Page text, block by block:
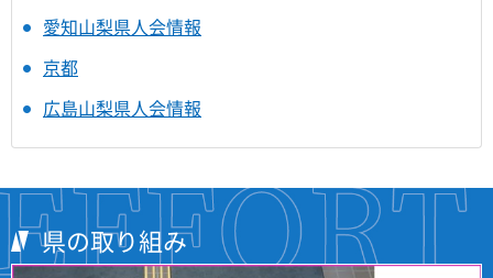
愛知山梨県人会情報
京都
広島山梨県人会情報
県の取り組み